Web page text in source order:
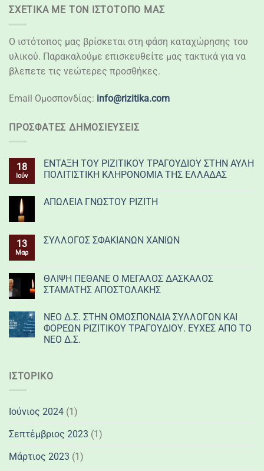
ΣΧΕΤΙΚΆ ΜΕ ΤΟΝ ΙΣΤΌΤΟΠΌ ΜΑΣ
Ο ιστότοπος μας βρίσκεται στη φάση καταχώρησης του
υλικού. Παρακαλούμε επισκευθείτε μας τακτικά για να
βλεπετε τις νεώτερες προσθήκες.
Email Ομοσπονδίας: info@rizitika.com
ΠΡΌΣΦΑΤΕΣ ΔΗΜΟΣΙΕΎΣΕΙΣ
18
Ιούν
ΕΝΤΑΞΗ ΤΟΥ ΡΙΖΙΤΙΚΟΥ ΤΡΑΓΟΥΔΙΟΥ ΣΤΗΝ ΑΥΛΗ
ΠΟΛΙΤΙΣΤΙΚΗ ΚΛΗΡΟΝΟΜΙΑ ΤΗΣ ΕΛΛΑΔΑΣ
ΑΠΩΛΕΙΑ ΓΝΩΣΤΟΥ ΡΙΖΙΤΗ
13
Μαρ
ΣΥΛΛΟΓΟΣ ΣΦΑΚΙΑΝΩΝ ΧΑΝΙΩΝ
ΘΛΙΨΗ ΠΕΘΑΝΕ Ο ΜΕΓΑΛΟΣ ΔΑΣΚΑΛΟΣ
ΣΤΑΜΑΤΗΣ ΑΠΟΣΤΟΛΑΚΗΣ
ΝΕΟ Δ.Σ. ΣΤΗΝ ΟΜΟΣΠΟΝΔΙΑ ΣΥΛΛΟΓΩΝ ΚΑΙ
ΦΟΡΕΩΝ ΡΙΖΙΤΙΚΟΥ ΤΡΑΓΟΥΔΙΟΥ. ΕΥΧΕΣ ΑΠΟ ΤΟ
ΝΕΟ Δ.Σ.
ΙΣΤΟΡΙΚΌ
Ιούνιος 2024 (1)
Σεπτέμβριος 2023 (1)
Μάρτιος 2023 (1)